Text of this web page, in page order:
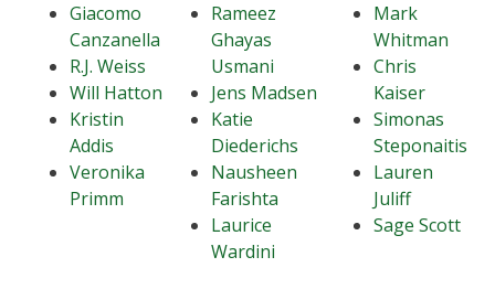
Giacomo
Canzanella
R.J. Weiss
Will Hatton
Kristin
Addis
Veronika
Primm
Rameez
Ghayas
Usmani
Jens Madsen
Katie
Diederichs
Nausheen
Farishta
Laurice
Wardini
Mark
Whitman
Chris
Kaiser
Simonas
Steponaitis
Lauren
Juliff
Sage Scott